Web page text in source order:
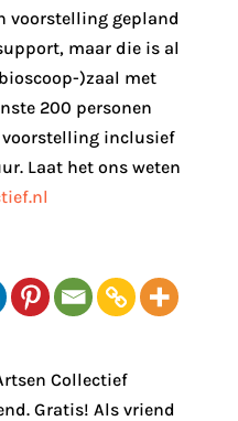
voorstelling gepland
maar die is al
)zaal met
200 personen
voorstelling inclusief
Laat het ons weten
Collectief
Gratis! Als vriend